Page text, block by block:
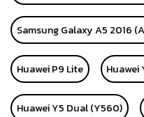
Samsung Galaxy A5 2016
Huawei P9 Lite Huawei
Huawei Y5 Dual (Y560)